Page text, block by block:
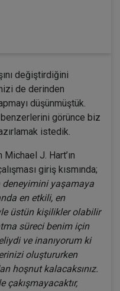
değiştirdiğini
de derinden
düşünmüştük.
benzerlerini görünce biz
istedik.
Michael J. Hart’ın
giriş kısmında;
deneyimini yaşamaya
en etkili, en
üstün kişilikler olabilir
süreci benim için
ve inanıyorum ki
oluştururken
hoşnut kalacaksınız.
çakışmayacaktır,